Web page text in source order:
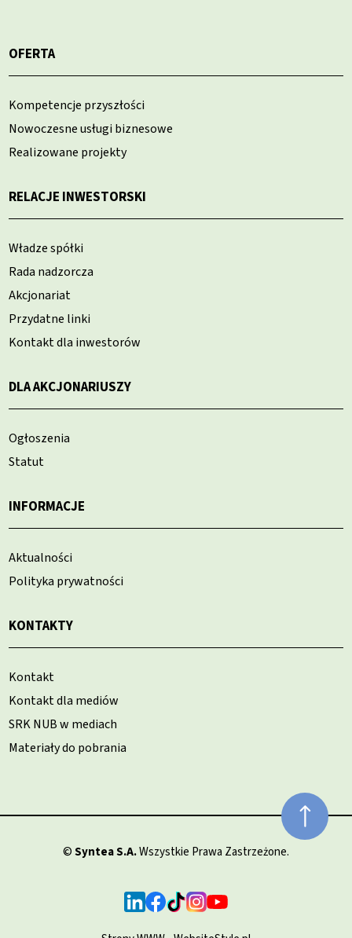
OFERTA
Kompetencje przyszłości
Nowoczesne usługi biznesowe
Realizowane projekty
RELACJE INWESTORSKI
Władze spółki
Rada nadzorcza
Akcjonariat
Przydatne linki
Kontakt dla inwestorów
DLA AKCJONARIUSZY
Ogłoszenia
Statut
INFORMACJE
Aktualności
Polityka prywatności
KONTAKTY
Kontakt
Kontakt dla mediów
SRK NUB w mediach
Materiały do pobrania
©Syntea S.A.Wszystkie Prawa Zastrzeżone.